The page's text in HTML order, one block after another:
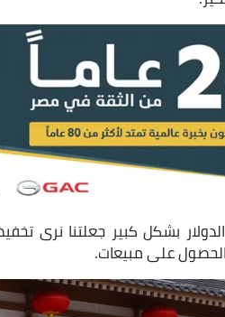
على مبيعات.